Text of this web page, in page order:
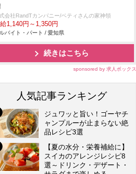
会社RandTカンパニー/ベティさんの家神領
1,140円～1,350円
バイト・パート / 愛知県
続きはこちら
sponsored by 求人ボックス
人気記事ランキング
ジュワッと旨い！ゴーヤチ
ャンプルーが止まらない絶
品レシピ3選
【夏の水分・栄養補給に】
スイカのアレンジレシピ8
選～ドリンク・デザート・